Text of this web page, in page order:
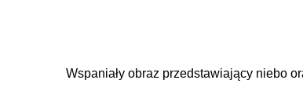
Wspaniały obraz przedstawiający niebo